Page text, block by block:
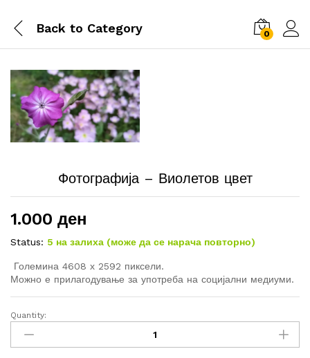
Back to Category 0
Фотографија – Виолетов цвет
1.000 ден
Status: 5 на залиха (може да се нарача повторно)
Големина 4608 х 2592 пиксели.
Можно е прилагодување за употреба на социјални медиуми.
Фотографија
Виолетов
Quantity: